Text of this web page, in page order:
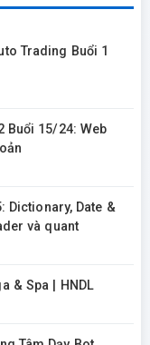
Trading Buổi 1
Buổi 15/24: Web
Dictionary, Date &
và quant
& Spa | HNDL